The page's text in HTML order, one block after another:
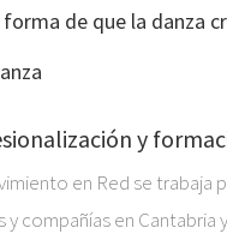
de que la danza
y
en Red se
y compañías en